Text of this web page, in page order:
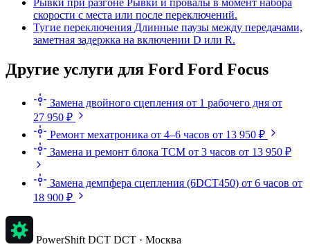
скорости с места или после переключений.
Тугие переключения Длинные паузы между передачами,
заметная задержка на включении D или R.
Другие услуги для Ford Ford Focus
Замена двойного сцепления от 1 рабочего дня от
27 950 ₽
Ремонт мехатроника от 4–6 часов от 13 950 ₽
Замена и ремонт блока TCM от 3 часов от 13 950 ₽
Замена демпфера сцепления (6DCT450) от 6 часов от
18 900 ₽
PowerShift DCT DCT · Москва